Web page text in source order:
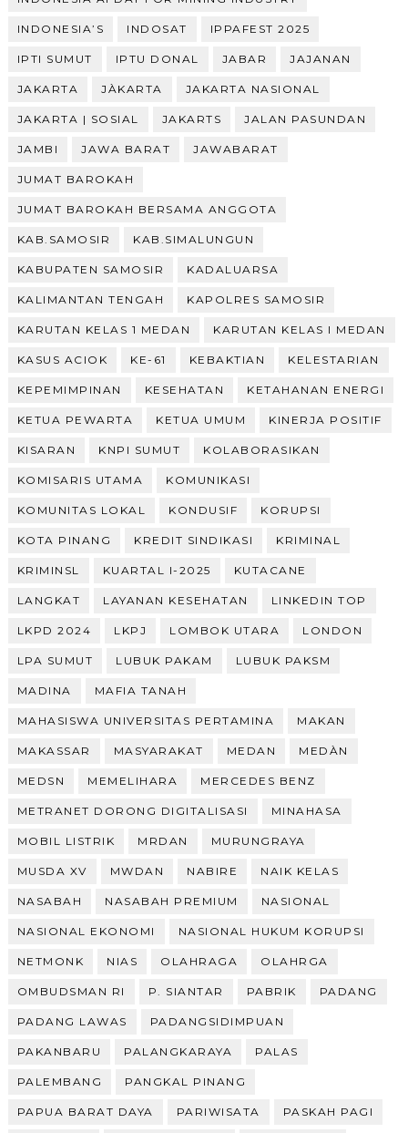
INDONESIA’S INDOSAT IPPAFEST 2025
IPTI SUMUT IPTU DONAL JABAR JAJANAN
JAKARTA JÀKARTA JAKARTA NASIONAL
JAKARTA | SOSIAL JAKARTS JALAN PASUNDAN
JAMBI JAWA BARAT JAWABARAT
JUMAT BAROKAH
JUMAT BAROKAH BERSAMA ANGGOTA
KAB.SAMOSIR KAB.SIMALUNGUN
KABUPATEN SAMOSIR KADALUARSA
KALIMANTAN TENGAH KAPOLRES SAMOSIR
KARUTAN KELAS 1 MEDAN KARUTAN KELAS I MEDAN
KASUS ACIOK KE-61 KEBAKTIAN KELESTARIAN
KEPEMIMPINAN KESEHATAN KETAHANAN ENERGI
KETUA PEWARTA KETUA UMUM KINERJA POSITIF
KISARAN KNPI SUMUT KOLABORASIKAN
KOMISARIS UTAMA KOMUNIKASI
KOMUNITAS LOKAL KONDUSIF KORUPSI
KOTA PINANG KREDIT SINDIKASI KRIMINAL
KRIMINSL KUARTAL I-2025 KUTACANE
LANGKAT LAYANAN KESEHATAN LINKEDIN TOP
LKPD 2024 LKPJ LOMBOK UTARA LONDON
LPA SUMUT LUBUK PAKAM LUBUK PAKSM
MADINA MAFIA TANAH
MAHASISWA UNIVERSITAS PERTAMINA MAKAN
MAKASSAR MASYARAKAT MEDAN MEDÀN
MEDSN MEMELIHARA MERCEDES BENZ
METRANET DORONG DIGITALISASI MINAHASA
MOBIL LISTRIK MRDAN MURUNGRAYA
MUSDA XV MWDAN NABIRE NAIK KELAS
NASABAH NASABAH PREMIUM NASIONAL
NASIONAL EKONOMI NASIONAL HUKUM KORUPSI
NETMONK NIAS OLAHRAGA OLAHRGA
OMBUDSMAN RI P. SIANTAR PABRIK PADANG
PADANG LAWAS PADANGSIDIMPUAN
PAKANBARU PALANGKARAYA PALAS
PALEMBANG PANGKAL PINANG
PAPUA BARAT DAYA PARIWISATA PASKAH PAGI